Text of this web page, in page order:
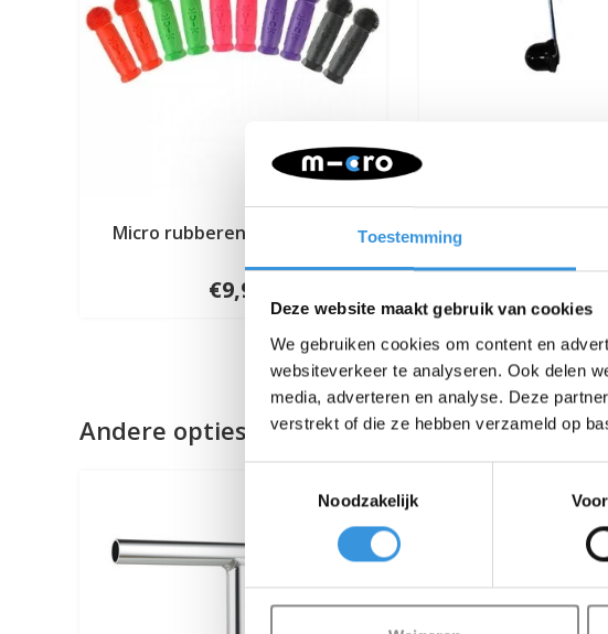
Toestemming
Deze website maakt gebruik van cookies
We gebruiken cookies om content en
websiteverkeer te analyseren. Ook delen
media, adverteren en analyse. Deze
verstrekt of die ze hebben verzameld op
Noodzakelijk
Micro rubberen handvatten
€9,95
Stuurknopje Mini/
Andere opties